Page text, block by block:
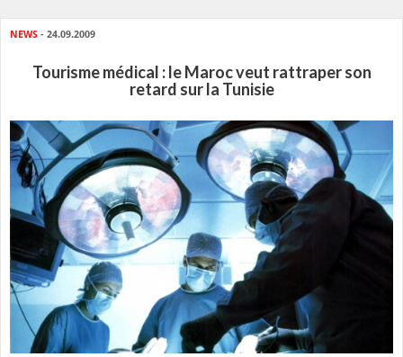
NEWS - 24.09.2009
Tourisme médical : le Maroc veut rattraper son
retard sur la Tunisie